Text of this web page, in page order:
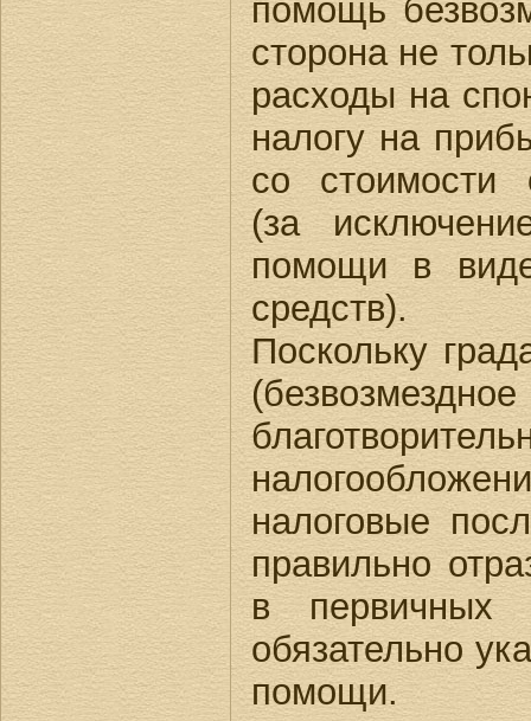
помощь
сторона не
расходы на
налогу на
со стоимости
(за
помощи в
средств).
Поскольку
налоговые
правильно
в первичных
обязательно
помощи.